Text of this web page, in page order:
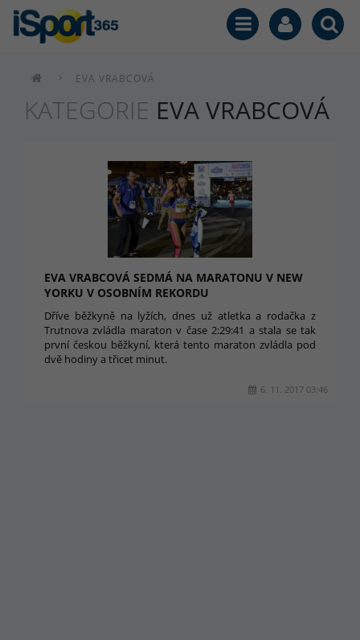
EVA VRABCOVÁ
KATEGORIE EVA VRABCOVÁ
EVA VRABCOVÁ SEDMÁ NA MARATONU V NEW
YORKU V OSOBNÍM REKORDU
Dříve běžkyně na lyžích, dnes už atletka a rodačka z
Trutnova zvládla maraton v čase 2:29:41 a stala se tak
první českou běžkyní, která tento maraton zvládla pod
dvě hodiny a třicet minut.
6. 11. 2017 03:46